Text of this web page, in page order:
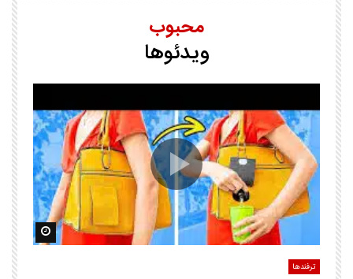
محبوب
ویدئوها
مشاهده
ترفندها
مشاهده بعدا